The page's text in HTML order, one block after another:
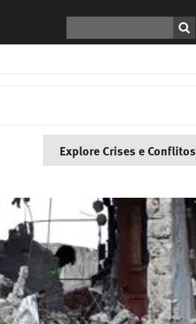
Explore Crises e Conflitos